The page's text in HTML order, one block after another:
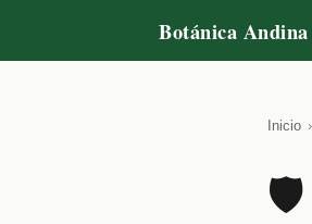
Botánica Andina
Inicio ›
🛡️